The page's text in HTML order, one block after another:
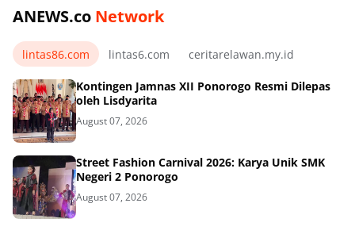
ANEWS.co Network
lintas86.com lintas6.com ceritarelawan.my.id
Kontingen Jamnas XII Ponorogo Resmi Dilepas
oleh Lisdyarita
August 07, 2026
Street Fashion Carnival 2026: Karya Unik SMK
Negeri 2 Ponorogo
August 07, 2026